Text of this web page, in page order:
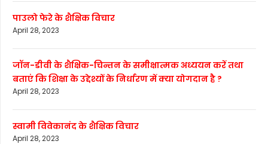
पाउलो फेरे के शैक्षिक विचार
April 28, 2023
जॉन-डीवी के शैक्षिक-चिन्तन के समीक्षात्मक अध्ययन करें तथा
बताएं कि शिक्षा के उद्देश्यों के निर्धारण में क्या योगदान है ?
April 28, 2023
स्वामी विवेकानंद के शैक्षिक विचार
April 28, 2023